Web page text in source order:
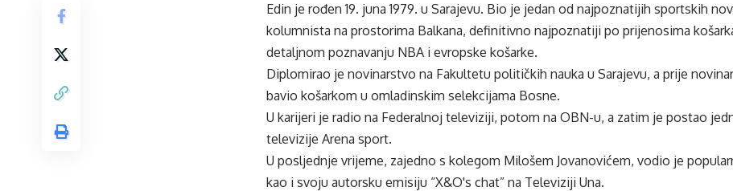
Edin je rođen 19. juna 1979. u Sarajevu. Bio je jedan od najpoznatijih sportskih
kolumnista na prostorima Balkana, definitivno najpoznatiji po prijenosima
detaljnom poznavanju NBA i evropske košarke.
Diplomirao je novinarstvo na Fakultetu političkih nauka u Sarajevu, a prije
bavio košarkom u omladinskim selekcijama Bosne.
U karijeri je radio na Federalnoj televiziji, potom na OBN-u, a zatim je postao
televizije Arena sport.
U posljednje vrijeme, zajedno s kolegom Milošem Jovanovićem, vodio je
kao i svoju autorsku emisiju “X&O's chat” na Televiziji Una.